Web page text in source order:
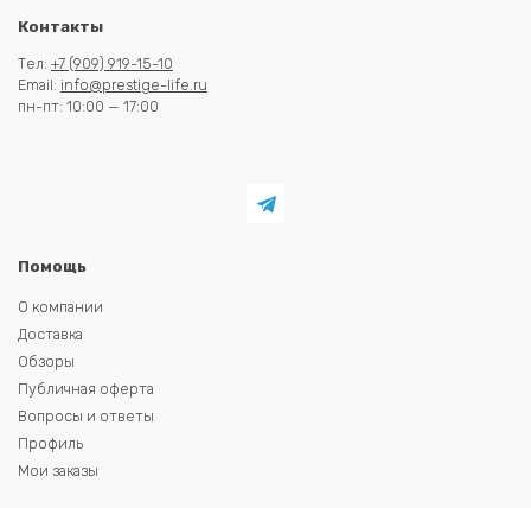
Контакты
Тел: +7 (909) 919-15-10
Email: info@prestige-life.ru
пн-пт: 10:00 — 17:00
Помощь
О компании
Доставка
Обзоры
Публичная оферта
Вопросы и ответы
Профиль
Мои заказы